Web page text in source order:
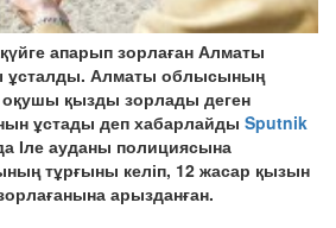
апарып зорлаған Алматы
Алматы облысының
қызды зорлады деген
ұстады деп хабарлайды Sputnik
Іле ауданы полициясына
тұрғыны келіп, 12 жасар қызын
арызданған.